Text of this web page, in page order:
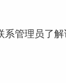
系管理员了